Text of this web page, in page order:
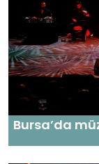
Bursa’da